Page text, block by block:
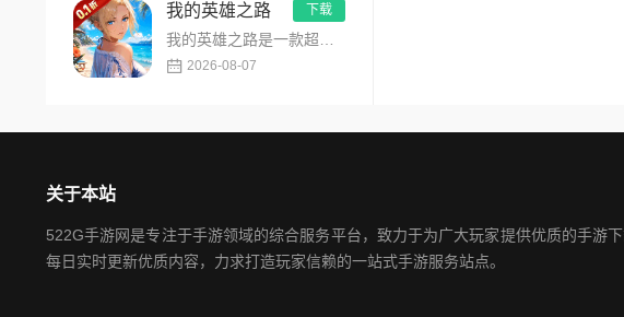
我的英雄之路
我的英雄之路是一款超人气动漫正版改编的0.1折高福利卡牌策略手游，以经典进击主题世界观为核心，高度还原原作剧...
2026-08-07
下载
关于本站
522G手游网是专注于手游领域的综合服务平台，致力于为广大玩家提供优质的手游
每日实时更新优质内容，力求打造玩家信赖的一站式手游服务站点。